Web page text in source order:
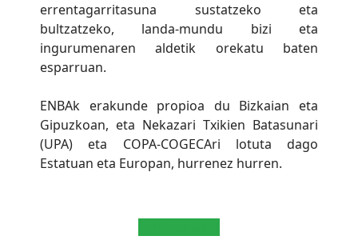
errentagarritasuna sustatzeko eta
bultzatzeko, landa-mundu bizi eta
ingurumenaren aldetik orekatu baten
esparruan.
ENBAk erakunde propioa du Bizkaian eta
Gipuzkoan, eta Nekazari Txikien Batasunari
(UPA) eta COPA-COGECAri lotuta dago
Estatuan eta Europan, hurrenez hurren.